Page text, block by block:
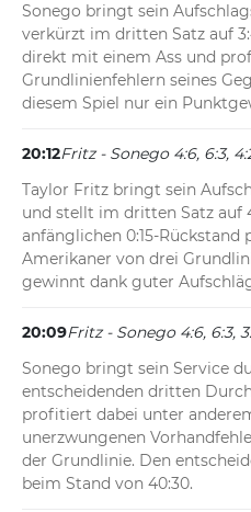
Sonego bringt sein
verkürzt im dritten Satz auf
direkt mit einem Ass und
Grundlinienfehlern seines
diesem Spiel nur ein
20:12Fritz - Sonego 4:6, 6:3,
Taylor Fritz bringt sein
und stellt im dritten Satz auf
anfänglichen 0:15-
Amerikaner von drei
gewinnt dank guter
20:09Fritz - Sonego 4:6, 6:3,
Sonego bringt sein Service
entscheidenden dritten
profitiert dabei unter
unerzwungenen
der Grundlinie. Den
beim Stand von 40:30.